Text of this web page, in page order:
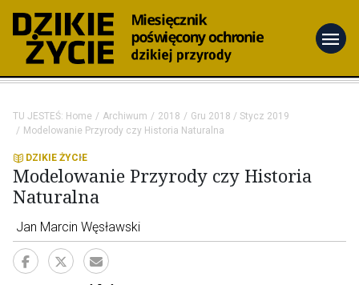
menu
TU JESTEŚ: Home Archiwum 2018
Gru 2018 / Stycz 2019
Modelowanie Przyrody czy Historia Naturalna
DZIKIE ŻYCIE
Modelowanie Przyrody czy Historia
Naturalna
Jan Marcin Węsławski